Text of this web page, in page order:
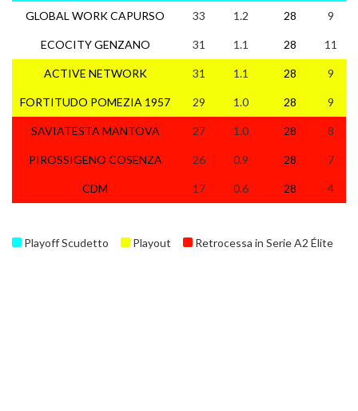
GLOBAL WORK CAPURSO
ECOCITY GENZANO
ACTIVE NETWORK
FORTITUDO POMEZIA 1957
SAVIATESTA MANTOVA
PIROSSIGENO COSENZA
CDM
33 1.2 28 9
31 1.1 28 11
31 1.1 28 9
29 1.0 28 9
27 1.0 28 8
26 0.9 28 7
17 0.6 28 4
Playoff Scudetto Playout Retrocessa in Serie A2 Élite